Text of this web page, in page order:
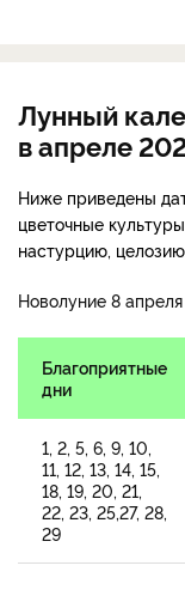
Лунный
в апреле
Ниже приведены
цветочные
настурцию,
Новолуние 8
Благоприятные
дни
1, 2, 5, 6, 9, 10,
11, 12, 13, 14, 15,
18, 19, 20, 21,
22, 23, 25,27, 28,
29